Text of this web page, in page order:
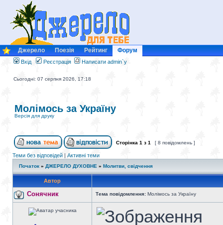
Джерело Поезія Рейтинг Форум
Вхід Реєстрація Написати admin`у
Сьогодні: 07 серпня 2026, 17:18
Молімось за Україну
Версія для друку
Сторінка 1 з 1 [ 8 повідомлень ]
Теми без відповідей | Активні теми
Початок » ДЖЕРЕЛО ДУХОВНЕ » Молитви, свідчення
Автор
Сонячник Тема повідомлення: Молімось за Україну